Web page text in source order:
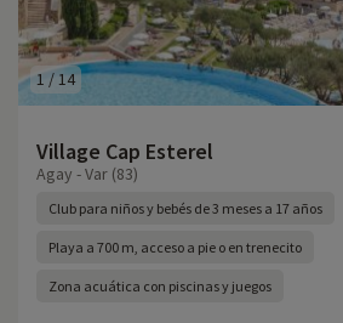
1 /14
Village Cap Esterel
Agay - Var (83)
Club para niños y bebés de 3 meses a 17 años
Playa a 700 m, acceso a pie o en trenecito
Zona acuática con piscinas y juegos